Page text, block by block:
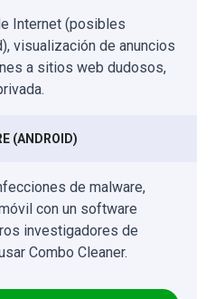
Internet (posibles
visualización de anuncios
a sitios web dudosos,
(ANDROID)
de malware,
con un software
investigadores de
Combo Cleaner.